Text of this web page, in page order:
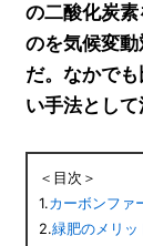
の二酸化炭
のを気候変
だ。なかで
い手法として
＜目次＞
1.カーボンファ
2.緑肥のメリ